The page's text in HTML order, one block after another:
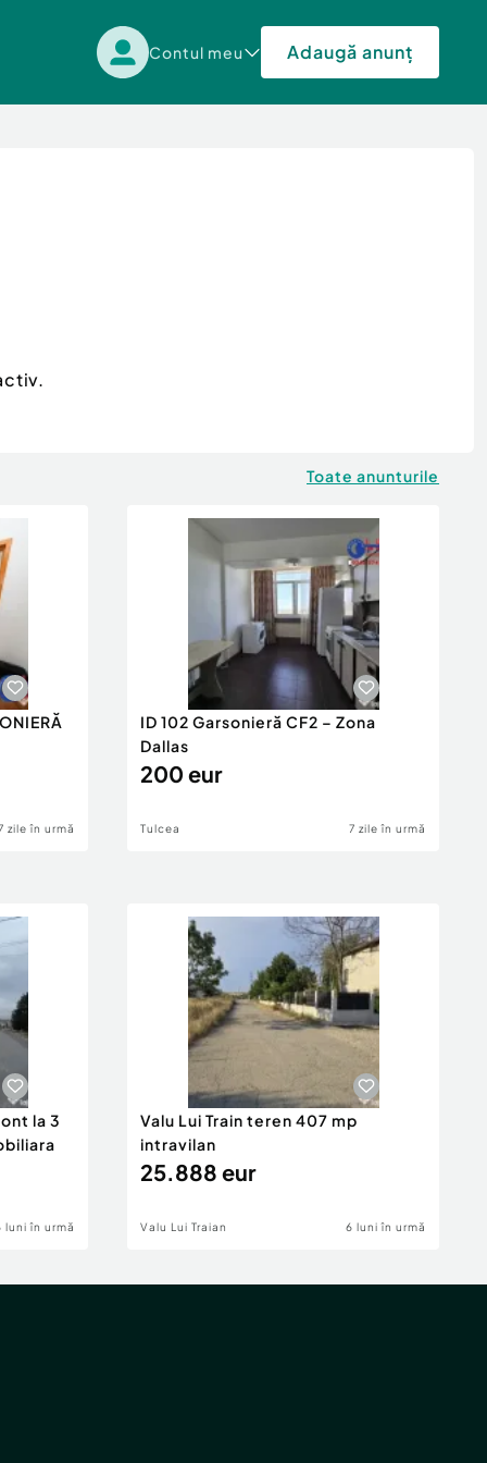
Contul meu Adaugă anunț
Toate anunturile
zile în urmă
ID 102 Garsonieră CF2 – Zona
Dallas
200 eur
Tulcea 7 zile în urmă
la 3
luni în urmă
Valu Lui Train teren 407 mp
intravilan
25.888 eur
Valu Lui Traian 6 luni în urmă